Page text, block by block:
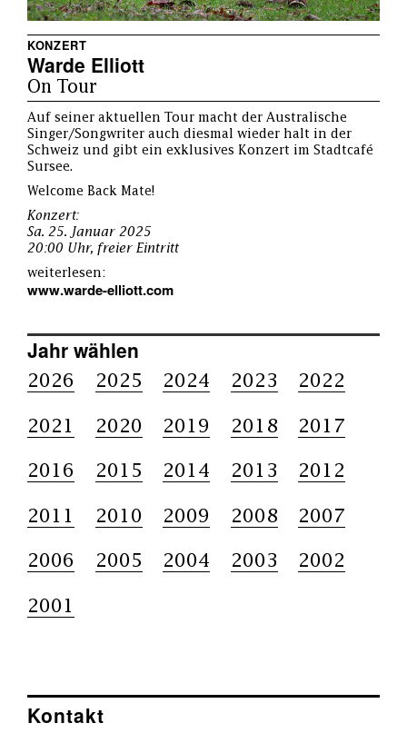
KONZERT
Warde Elliott
On Tour
Auf seiner aktuellen Tour macht der Australische
Singer/Songwriter auch diesmal wieder halt in der
Schweiz und gibt ein exklusives Konzert im Stadtcafé
Sursee.
Welcome Back Mate!
Konzert:
Sa. 25. Januar 2025
20:00 Uhr, freier Eintritt
weiterlesen:
www.warde-elliott.com
Jahr wählen
2026 2025 2024 2023 2022
2021 2020 2019 2018 2017
2016 2015 2014 2013 2012
2011 2010 2009 2008 2007
2006 2005 2004 2003 2002
2001
Kontakt